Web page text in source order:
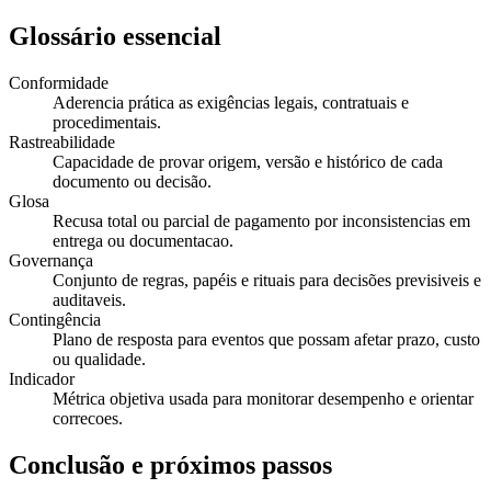
Glossário essencial
Conformidade
Aderencia prática as exigências legais, contratuais e
procedimentais.
Rastreabilidade
Capacidade de provar origem, versão e histórico de cada
documento ou decisão.
Glosa
Recusa total ou parcial de pagamento por inconsistencias em
entrega ou documentacao.
Governança
Conjunto de regras, papéis e rituais para decisões previsiveis e
auditaveis.
Contingência
Plano de resposta para eventos que possam afetar prazo, custo
ou qualidade.
Indicador
Métrica objetiva usada para monitorar desempenho e orientar
correcoes.
Conclusão e próximos passos